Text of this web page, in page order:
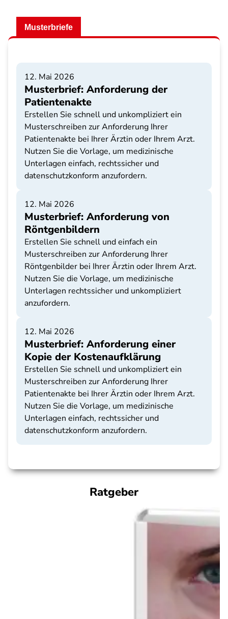
Musterbriefe
12. Mai 2026
Musterbrief: Anforderung der
Patientenakte
Erstellen Sie schnell und unkompliziert ein
Musterschreiben zur Anforderung Ihrer
Patientenakte bei Ihrer Ärztin oder Ihrem Arzt.
Nutzen Sie die Vorlage, um medizinische
Unterlagen einfach, rechtssicher und
datenschutzkonform anzufordern.
12. Mai 2026
Musterbrief: Anforderung von
Röntgenbildern
Erstellen Sie schnell und einfach ein
Musterschreiben zur Anforderung Ihrer
Röntgenbilder bei Ihrer Ärztin oder Ihrem Arzt.
Nutzen Sie die Vorlage, um medizinische
Unterlagen rechtssicher und unkompliziert
anzufordern.
12. Mai 2026
Musterbrief: Anforderung einer
Kopie der Kostenaufklärung
Erstellen Sie schnell und unkompliziert ein
Musterschreiben zur Anforderung Ihrer
Patientenakte bei Ihrer Ärztin oder Ihrem Arzt.
Nutzen Sie die Vorlage, um medizinische
Unterlagen einfach, rechtssicher und
datenschutzkonform anzufordern.
Ratgeber